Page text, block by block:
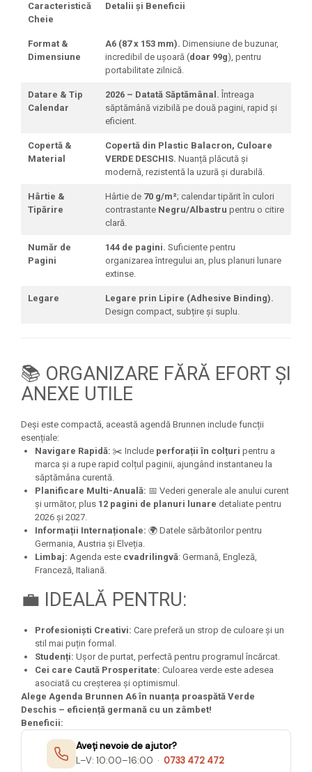
Caracteristică
Cheie
Detalii și Beneficii
Format &
Dimensiune
A6 (87 x 153 mm). Dimensiune de buzunar,
incredibil de ușoară (doar 99g), pentru
portabilitate zilnică.
Datare & Tip
Calendar
2026 – Datată Săptămânal. Întreaga
săptămână vizibilă pe două pagini, rapid și
eficient.
Copertă &
Material
Copertă din Plastic Balacron, Culoare
VERDE DESCHIS. Nuanță plăcută și
modernă, rezistentă la uzură și durabilă.
Hârtie &
Tipărire
Hârtie de 70 g/m²; calendar tipărit în culori
contrastante Negru/Albastru pentru o citire
clară.
Număr de
Pagini
144 de pagini. Suficiente pentru
organizarea întregului an, plus planuri lunare
extinse.
Legare
Legare prin Lipire (Adhesive Binding).
Design compact, subțire și suplu.
📚 ORGANIZARE FĂRĂ EFORT ȘI
ANEXE UTILE
Deși este compactă, această agendă Brunnen include funcții
esențiale:
Navigare Rapidă: ✂️ Include perforații în colțuri pentru a
marca și a rupe rapid colțul paginii, ajungând instantaneu la
săptămâna curentă.
Planificare Multi-Anuală: 📅 Vederi generale ale anului curent
și următor, plus 12 pagini de planuri lunare detaliate pentru
2026 și 2027.
Informații Internaționale: 🌍 Datele sărbătorilor pentru
Germania, Austria și Elveția.
Limbaj: Agenda este cvadrilingvă: Germană, Engleză,
Franceză, Italiană.
💼 IDEALĂ PENTRU:
Profesioniști Creativi: Care preferă un strop de culoare și un
stil mai puțin formal.
Studenți: Ușor de purtat, perfectă pentru programul încărcat.
Cei care Caută Prosperitate: Culoarea verde este adesea
asociată cu creșterea și optimismul.
Alege Agenda Brunnen A6 în nuanța proaspătă Verde
Deschis – eficiență germană cu un zâmbet!
Beneficii:
Aveți nevoie de ajutor?
L–V: 10:00–16:00 · 0733 472 472